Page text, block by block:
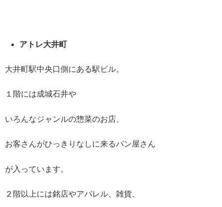
アトレ大井町
大井町駅中央口側にある駅ビル。
１階には成城石井や
いろんなジャンルの惣菜のお店、
お客さんがひっきりなしに来るパン屋さん
が入っています。
２階以上には銘店やアパレル、雑貨、